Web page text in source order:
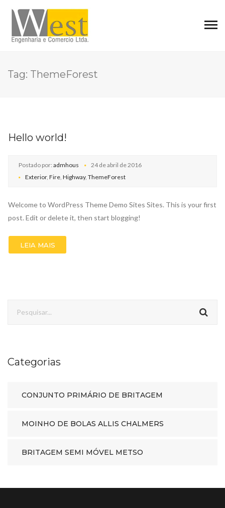
Tag: ThemeForest
Hello world!
Postado por: admhous
24 de abril de 2016
Exterior, Fire, Highway, ThemeForest
Welcome to WordPress Theme Demo Sites Sites. This is your first
post. Edit or delete it, then start blogging!
LEIA MAIS
Categorias
CONJUNTO PRIMÁRIO DE BRITAGEM
MOINHO DE BOLAS ALLIS CHALMERS
BRITAGEM SEMI MÓVEL METSO